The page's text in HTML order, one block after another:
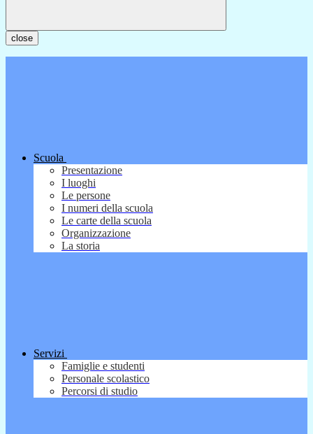
close
Scuola
Presentazione
I luoghi
Le persone
I numeri della scuola
Le carte della scuola
Organizzazione
La storia
Servizi
Famiglie e studenti
Personale scolastico
Percorsi di studio